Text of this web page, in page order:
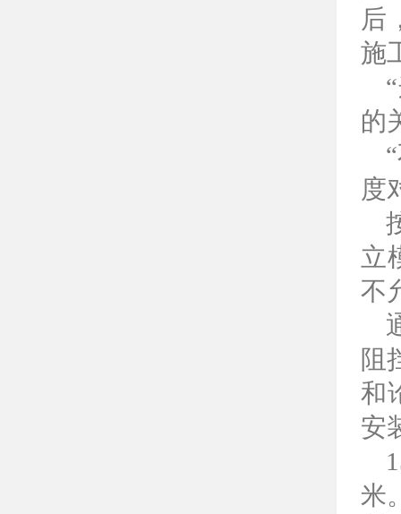
后
施
的
度
立
不
阻
和
安
米